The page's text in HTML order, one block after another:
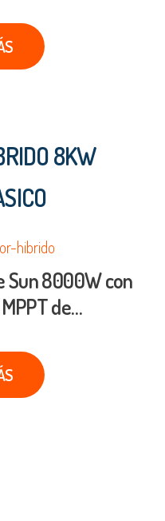
8KW
Sun 8000W con
de…